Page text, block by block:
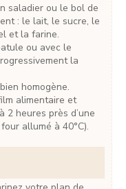
: le lait, le sucre, le
et la farine.
ou avec le
la
homogène.
heures près d’une
allumé à 40°C).